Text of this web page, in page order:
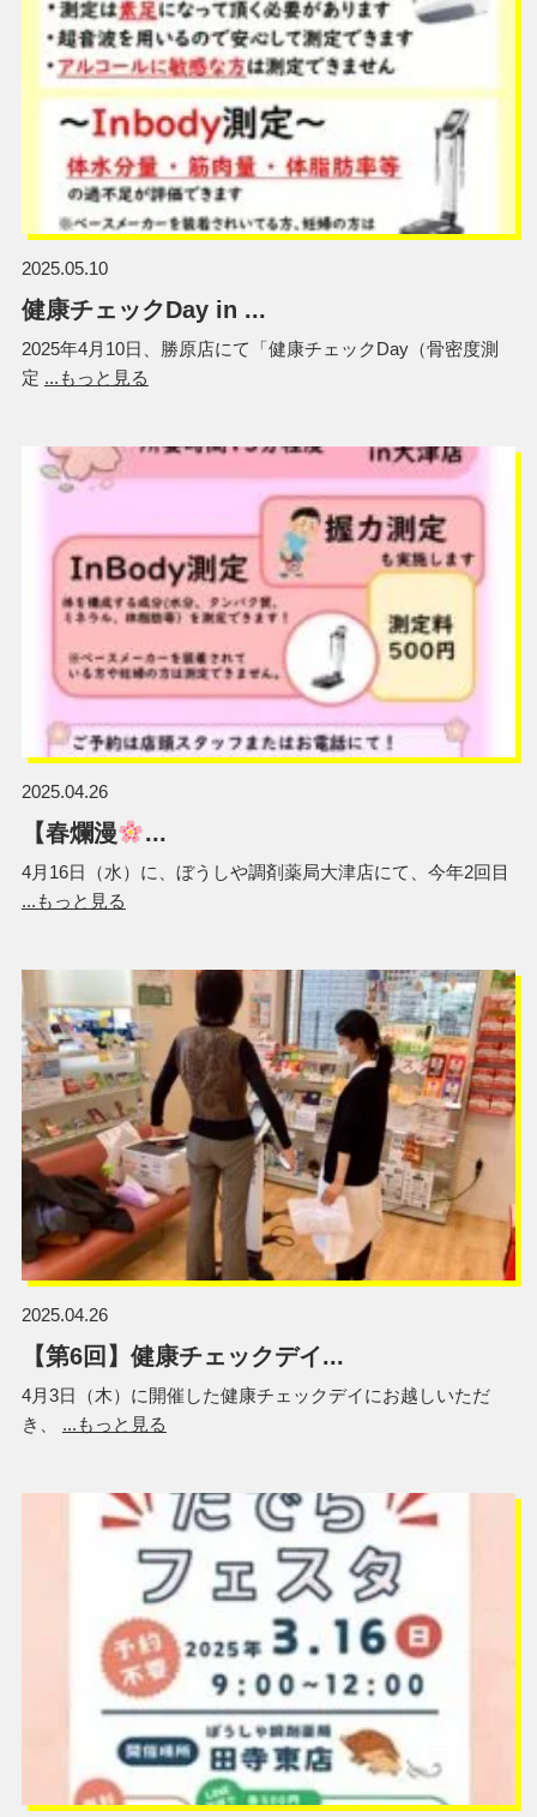
2025.05.10
健康チェックDay in ...
2025年4月10日、勝原店にて「健康チェックDay（骨密度測
定 ...もっと見る
2025.04.26
【春爛漫 ...
4月16日（水）に、ぼうしや調剤薬局大津店にて、今年2回目
...もっと見る
2025.04.26
【第6回】健康チェックデイ...
4月3日（木）に開催した健康チェックデイにお越しいただ
き、 ...もっと見る